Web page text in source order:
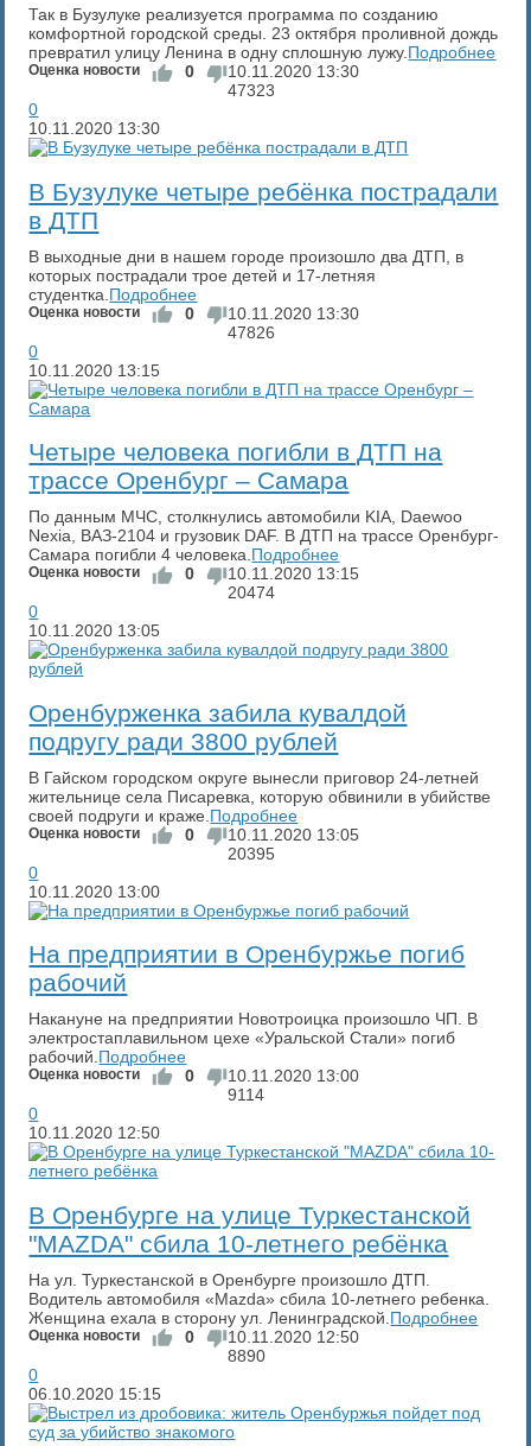
Так в Бузулуке реализуется программа по созданию
комфортной городской среды. 23 октября проливной дождь
превратил улицу Ленина в одну сплошную лужу.Подробнее
Оценка новости 0 10.11.2020 13:30
47323
0
10.11.2020 13:30
В Бузулуке четыре ребёнка пострадали
в ДТП
В выходные дни в нашем городе произошло два ДТП, в
которых пострадали трое детей и 17-летняя
студентка. Подробнее
Оценка новости 0 10.11.2020 13:30
47826
0
10.11.2020 13:15
​Четыре человека погибли в ДТП на
трассе Оренбург – Самара
По данным МЧС, столкнулись автомобили KIA, Daewoo
Nexia, ВАЗ-2104 и грузовик DAF. В ДТП на трассе Оренбург-
Самара погибли 4 человека.Подробнее
Оценка новости 0 10.11.2020 13:15
20474
0
10.11.2020 13:05
​Оренбурженка забила кувалдой
подругу ради 3800 рублей
В Гайском городском округе вынесли приговор 24-летней
жительнице села Писаревка, которую обвинили в убийстве
своей подруги и краже. Подробнее
Оценка новости 0 10.11.2020 13:05
20395
0
10.11.2020 13:00
​На предприятии в Оренбуржье погиб
рабочий
Накануне на предприятии Новотроицка произошло ЧП. В
электростаплавильном цехе «Уральской Стали» погиб
рабочий. Подробнее
Оценка новости 0 10.11.2020 13:00
9114
0
10.11.2020 12:50
В Оренбурге на улице Туркестанской
"MAZDA" сбила 10-летнего ребёнка
На ул. Туркестанской в Оренбурге произошло ДТП.
Водитель автомобиля «Mazda» сбила 10-летнего ребенка.
Женщина ехала в сторону ул. Ленинградской. Подробнее
Оценка новости 0 10.11.2020 12:50
8890
0
06.10.2020 15:15